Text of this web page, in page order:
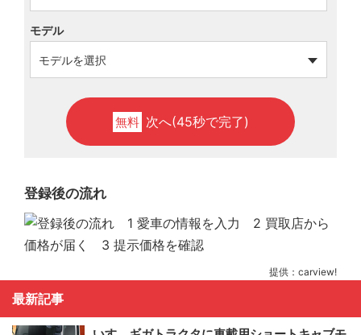
モデル
無料 次へ(45秒で完了)
登録後の流れ
提供：carview!
最新記事